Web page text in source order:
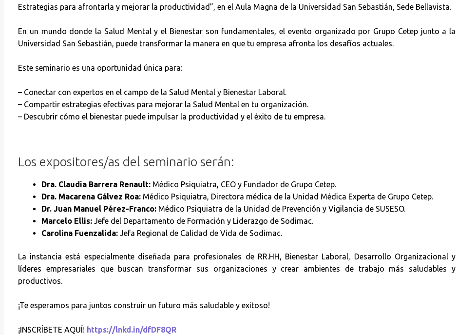
Estrategias para afrontarla y mejorar la productividad”, en el Aula Magna de la Universidad San Sebastián, Sede Bellavista.
En un mundo donde la Salud Mental y el Bienestar son fundamentales, el evento organizado por Grupo Cetep junto a la
Universidad San Sebastián, puede transformar la manera en que tu empresa afronta los desafíos actuales.
Este seminario es una oportunidad única para:
– Conectar con expertos en el campo de la Salud Mental y Bienestar Laboral.
– Compartir estrategias efectivas para mejorar la Salud Mental en tu organización.
– Descubrir cómo el bienestar puede impulsar la productividad y el éxito de tu empresa.
Los expositores/as del seminario serán:
Dra. Claudia Barrera Renault: Médico Psiquiatra, CEO y Fundador de Grupo Cetep.
Dra. Macarena Gálvez Roa: Médico Psiquiatra, Directora médica de la Unidad Médica Experta de Grupo Cetep.
Dr. Juan Manuel Pérez-Franco: Médico Psiquiatra de la Unidad de Prevención y Vigilancia de SUSESO.
Marcelo Ellis: Jefe del Departamento de Formación y Liderazgo de Sodimac.
Carolina Fuenzalida: Jefa Regional de Calidad de Vida de Sodimac.
La instancia está especialmente diseñada para profesionales de RR.HH, Bienestar Laboral, Desarrollo Organizacional y
líderes empresariales que buscan transformar sus organizaciones y crear ambientes de trabajo más saludables y
productivos.
¡Te esperamos para juntos construir un futuro más saludable y exitoso!
¡INSCRÍBETE AQUÍ! https://lnkd.in/dfDF8QR